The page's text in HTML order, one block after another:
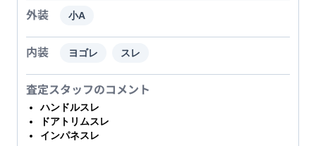
外装
小A
内装 ヨゴレ スレ
査定スタッフのコメント
ハンドルスレ
ドアトリムスレ
インパネスレ